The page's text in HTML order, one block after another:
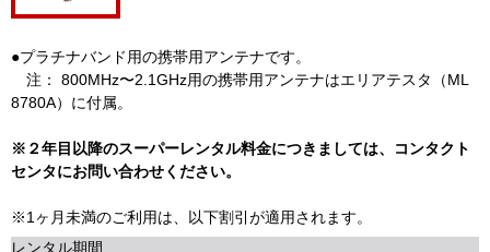
●プラチナバンド用の携帯用アンテナです。
注： 800MHz〜2.1GHz用の携帯用アンテナはエリアテスタ（ML
8780A）に付属。
※２年目以降のスーパーレンタル料金につきましては、コンタクト
センタにお問い合わせください。
※1ヶ月未満のご利用は、以下割引が適用されます。
レンタル期間